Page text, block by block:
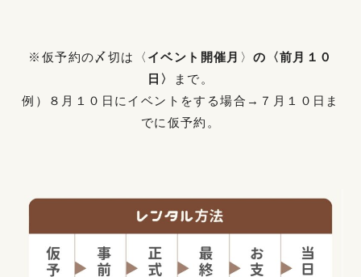
※仮予約の〆切は〈 イベント開催月 〉の〈前月１０
日〉
まで。
例）８月１０日にイベントをする場合→７月１０日ま
でに仮予約。